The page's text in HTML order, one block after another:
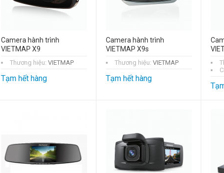
Camera hành trình
VIETMAP X9
Thương hiệu: VIETMAP
Tạm hết hàng
Camera hành trình
VIETMAP X9s
Thương hiệu: VIETMAP
Tạm hết hàng